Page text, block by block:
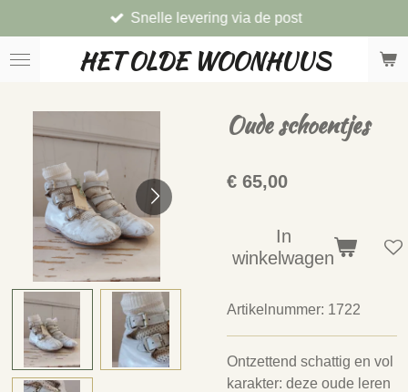
direct
naar
HET OLDE WOONHUUS
Snelle levering via de post
Oude schoentjes
€ 65,00
In
winkelwagen
Artikelnummer: 1722
Ontzettend schattig en vol
karakter: deze oude leren